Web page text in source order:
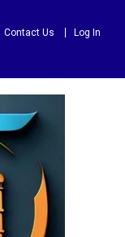
Contact Us Log In